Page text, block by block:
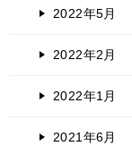
2022年5月
2022年2月
2022年1月
2021年6月